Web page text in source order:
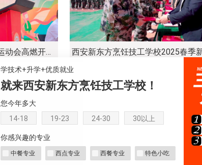
2025西安新东方烹饪技工学校运动会高燃开场！
学技术+升学+优质就业
就来西安新东方烹饪技工学校！
您今年多大
14-18
19-23 24-30 30以上
你感兴趣的专业
中餐专业 西点专业 西餐专业 特色小吃